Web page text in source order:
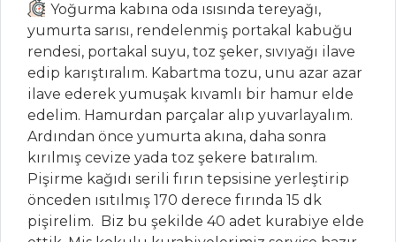
Patlıcanlı Ekşili
Çorba
Çorbalar Tüm
Tarifleri
PASTA VE
TATLILAR
VİŞNELİ VE
Yoğurma kabına oda ısısında tereyağı,
yumurta sarısı, rendelenmiş portakal kabuğu
rendesi, portakal suyu, toz şeker, sıvıyağı ilave
edip karıştıralım. Kabartma tozu, unu azar azar
ilave ederek yumuşak kıvamlı bir hamur elde
edelim. Hamurdan parçalar alıp yuvarlayalım.
Ardından önce yumurta akına, daha sonra
kırılmış cevize yada toz şekere batıralım.
Pişirme kağıdı serili fırın tepsisine yerleştirip
önceden ısıtılmış 170 derece fırında 15 dk
pişirelim. Biz bu şekilde 40 adet kurabiye elde